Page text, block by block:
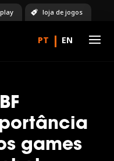
play loja de jogos
games